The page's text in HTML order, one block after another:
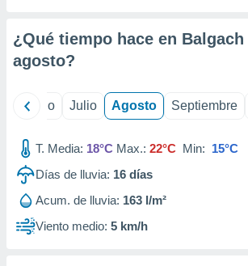
de
1199
¿Qué tiempo hace en Balgach
agosto?
Junio Julio Agosto Septiembre
T. Media: 18°C Max.: 22°C Min: 15°C
Días de lluvia: 16 días
Acum. de lluvia: 163 l/m²
Viento medio: 5 km/h